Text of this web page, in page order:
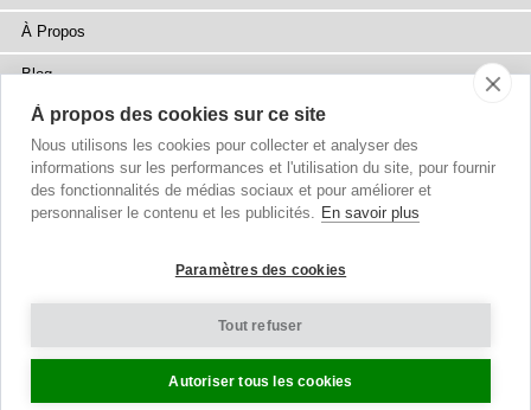
À Propos
Blog
Presse
Points de Vente
Plan du site
© 2002-2026 Tiffany Rose Ltd. Tous Droits Réservés.
Conditions Générales|Politique de confidentialité
Paramètres des Cookies
À propos des cookies sur ce site
Nous utilisons les cookies pour collecter et analyser des
informations sur les performances et l'utilisation du site, pour fournir
des fonctionnalités de médias sociaux et pour améliorer et
personnaliser le contenu et les publicités. En savoir plus
Paramètres des cookies
Tout refuser
Autoriser tous les cookies